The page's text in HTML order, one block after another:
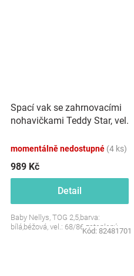
Spací vak se zahrnovacími
nohavičkami Teddy Star, vel.
momentálně nedostupné (4 ks)
989 Kč
Detail
Baby Nellys, TOG 2,5,barva:
bílá,béžová, vel.: 68/86 zateplený
Kód: 82481701